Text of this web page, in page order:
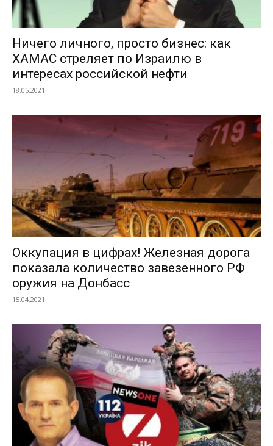
Ничего личного, просто бизнес: как
ХАМАС стреляет по Израилю в
интересах российской нефти
18.05.2021
Оккупация в цифрах! Железная дорога
показала количество завезенного РФ
оружия на Донбасс
15.04.2021